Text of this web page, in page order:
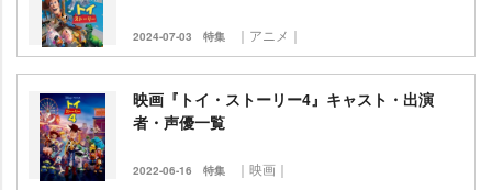
2024-07-03 特集 ｜アニメ｜
映画『トイ・ストーリー4』キャスト・出演
者・声優一覧
2022-06-16 特集 ｜映画｜